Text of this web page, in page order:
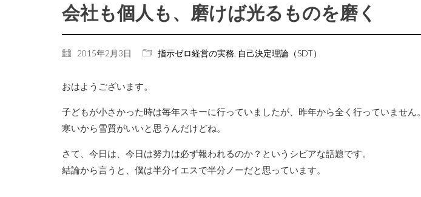
会社も個人も、磨けば光るものを磨く
2015年2月3日 指示ゼロ経営の実務 自己決定理論（SDT）
おはようございます。
子どもが小さかった時は毎年スキーに行っていましたが、昨年から全く行っていません。
寒いから雪質がいいと思うんだけどね。
さて、今日は、今日は努力は必ず報われるのか？というシビアな話題です。
結論から言うと、僕は半分イエスで半分ノーだと思っています。